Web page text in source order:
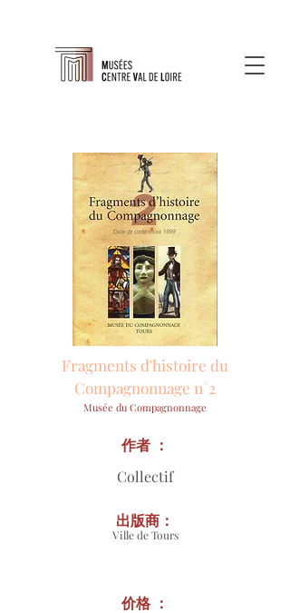
Fragments d'histoire du
Compagnonnage n°2
Musée du Compagnonnage
Collectif
作者 ：
Ville de Tours
出版商：
价格 ：